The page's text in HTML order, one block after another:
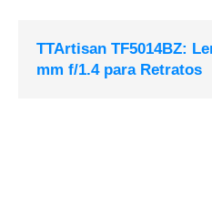
TTArtisan TF5014BZ:
mm f/1.4 para Retratos